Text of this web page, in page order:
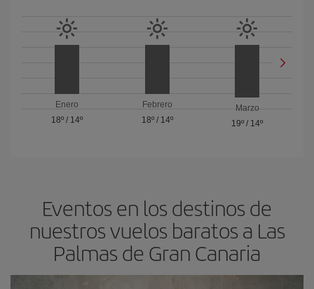
Enero
18º/ 14º
Febrero
18º/ 14º
Marzo
19º / 14º
Eventos en los destinos de
nuestros vuelos baratos a Las
Palmas de Gran Canaria